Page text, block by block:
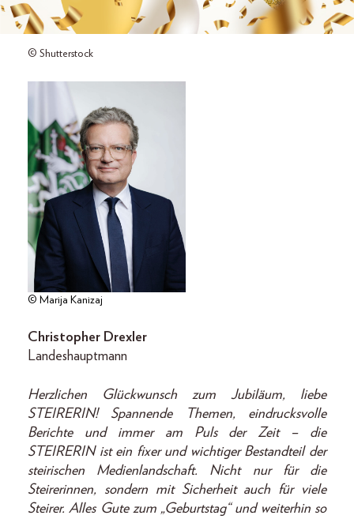
© Shutterstock
© Marija Kanizaj
Christopher Drexler
Landeshauptmann
Herzlichen Glückwunsch zum Jubiläum, liebe
STEIRERIN! Spannende Themen, eindrucksvolle
Berichte und immer am Puls der Zeit – die
STEIRERIN ist ein fixer und wichtiger Bestandteil der
steirischen Medienlandschaft. Nicht nur für die
Steirerinnen, sondern mit Sicherheit auch für viele
Steirer. Alles Gute zum „Geburtstag“ und weiterhin so